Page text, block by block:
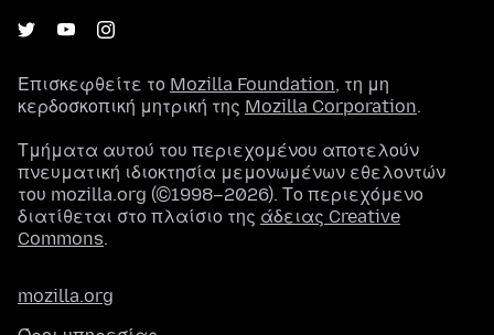
Επισκεφθείτε το Mozilla Foundation, τη μη
κερδοσκοπική μητρική της Mozilla Corporation.
Τμήματα αυτού του περιεχομένου αποτελούν
πνευματική ιδιοκτησία μεμονωμένων εθελοντών
του mozilla.org (©1998–2026). Το περιεχόμενο
διατίθεται στο πλαίσιο της άδειας Creative
Commons.
mozilla.org